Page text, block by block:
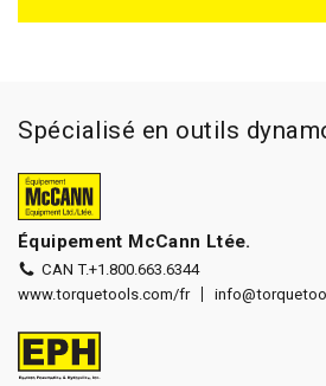
Spécialisé en outils
Équipement McCann Ltée.
CAN T.+1.800.663.6344
www.torquetools.com/fr